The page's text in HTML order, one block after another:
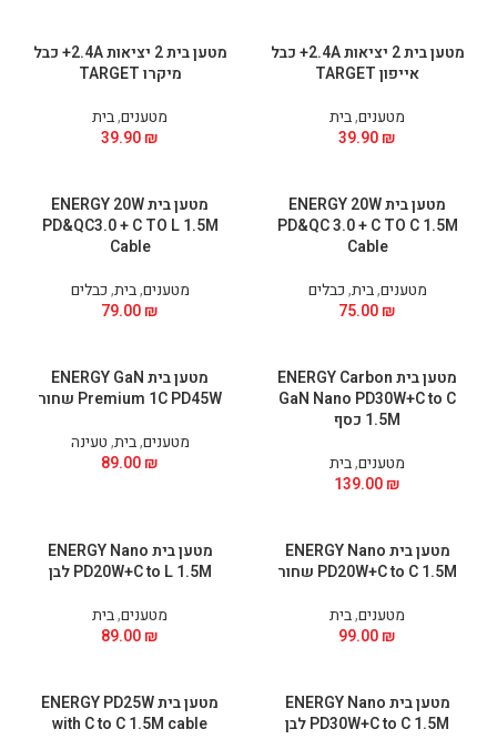
מטען בית 2 יציאות 2.4A+ כבל
אייפון TARGET
מטענים,בית
39.90₪
מטען בית 2 יציאות 2.4A+ כבל
מיקרו TARGET
מטענים,בית
39.90₪
מטען בית ENERGY 20W
PD&QC 3.0 + C TO C 1.5M
Cable
מטענים,בית,כבלים
75.00₪
מטען בית ENERGY 20W
PD&QC3.0 + C TO L 1.5M
Cable
מטענים,בית,כבלים
79.00₪
מטען בית ENERGY Carbon
GaN Nano PD30W+C to C
1.5M כסף
מטענים,בית
139.00₪
מטען בית ENERGY GaN
Premium 1C PD45W שחור
מטענים,בית,טעינה
89.00₪
מטען בית ENERGY Nano
PD20W+C to C 1.5M שחור
מטענים,בית
99.00₪
מטען בית ENERGY Nano
PD20W+C to L 1.5M לבן
מטענים,בית
89.00₪
מטען בית ENERGY Nano
PD30W+C to C 1.5M לבן
מטען בית ENERGY PD25W
with C to C 1.5M cable